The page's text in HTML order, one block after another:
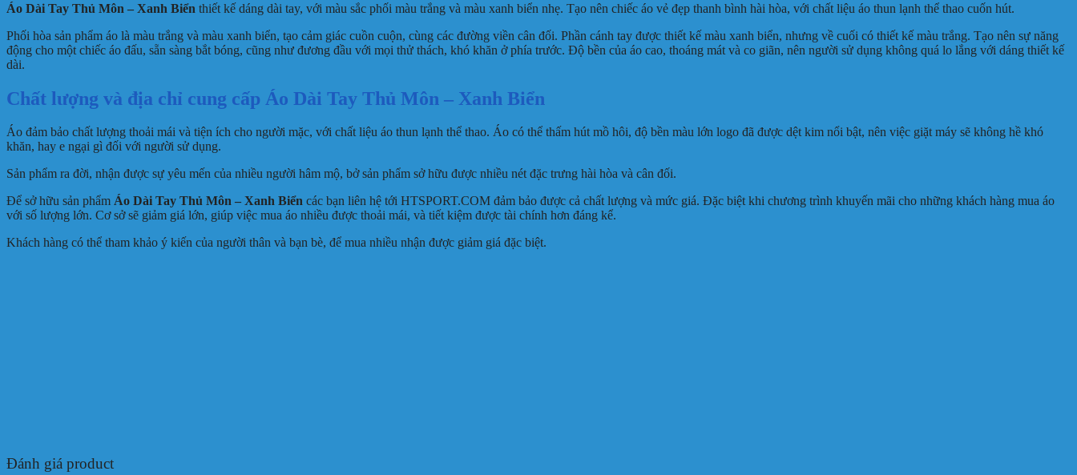
Áo Dài Tay Thủ Môn – Xanh Biển thiết kế dáng dài tay, với màu sắc phối màu trắng và màu xanh biển nhẹ. Tạo nên chiếc áo vẻ đẹp thanh bình hài hòa, với chất liệu áo thun lạnh thể thao cuốn hút.
Phối hòa sản phẩm áo là màu trắng và màu xanh biển, tạo cảm giác cuồn cuộn, cùng các đường viền cân đối. Phần cánh tay được thiết kế màu xanh biển, nhưng về cuối có thiết kế màu trắng. Tạo nên sự năng
động cho một chiếc áo đấu, sẵn sàng bắt bóng, cũng như đương đầu với mọi thử thách, khó khăn ở phía trước. Độ bền của áo cao, thoáng mát và co giãn, nên người sử dụng không quá lo lắng với dáng thiết kế
dài.
Chất lượng và địa chỉ cung cấp Áo Dài Tay Thủ Môn – Xanh Biển
Áo đảm bảo chất lượng thoải mái và tiện ích cho người mặc, với chất liệu áo thun lạnh thể thao. Áo có thể thấm hút mồ hôi, độ bền màu lớn logo đã được dệt kim nổi bật, nên việc giặt máy sẽ không hề khó
khăn, hay e ngại gì đối với người sử dụng.
Sản phẩm ra đời, nhận được sự yêu mến của nhiều người hâm mộ, bở sản phẩm sở hữu được nhiều nét đặc trưng hài hòa và cân đối.
Để sở hữu sản phẩm Áo Dài Tay Thủ Môn – Xanh Biển các bạn liên hệ tới HTSPORT.COM đảm bảo được cả chất lượng và mức giá. Đặc biệt khi chương trình khuyến mãi cho những khách hàng mua áo
với số lượng lớn. Cơ sở sẽ giảm giá lớn, giúp việc mua áo nhiều được thoải mái, và tiết kiệm được tài chính hơn đáng kể.
Khách hàng có thể tham khảo ý kiến của người thân và bạn bè, để mua nhiều nhận được giảm giá đặc biệt.
Đánh giá product